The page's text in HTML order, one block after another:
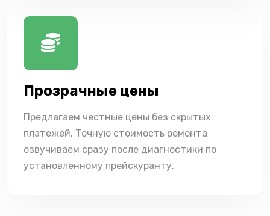
Прозрачные цены
Предлагаем честные цены без скрытых
платежей. Точную стоимость ремонта
озвучиваем сразу после диагностики по
установленному прейскуранту.